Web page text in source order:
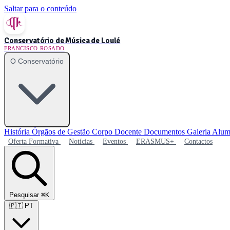
Saltar para o conteúdo
Conservatório de Música de Loulé
FRANCISCO ROSADO
O Conservatório
História Órgãos de Gestão Corpo Docente Documentos Galeria
Oferta Formativa Notícias Eventos ERASMUS+ Contactos
Pesquisar ⌘K
🇵🇹 PT